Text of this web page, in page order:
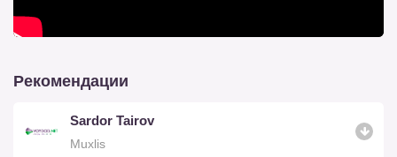
Рекомендации
Sardor Tairov
Muxlis